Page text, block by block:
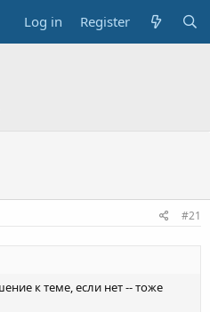
Log in Register
#21
к теме, если нет -- тоже